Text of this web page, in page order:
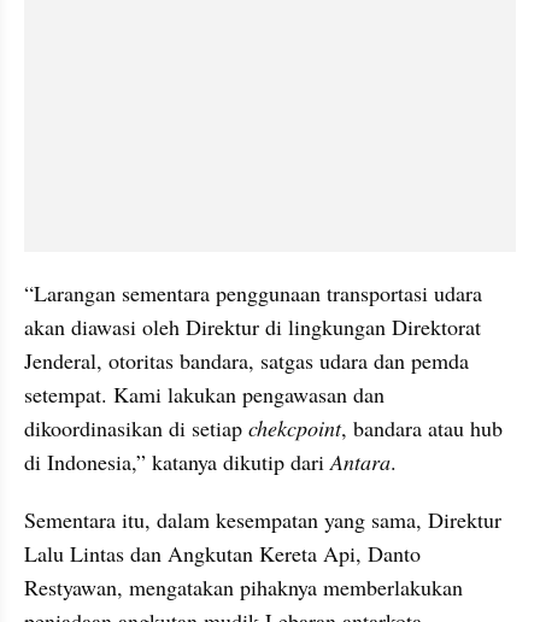
“Larangan sementara penggunaan transportasi udara
akan diawasi oleh Direktur di lingkungan Direktorat
Jenderal, otoritas bandara, satgas udara dan pemda
setempat. Kami lakukan pengawasan dan
dikoordinasikan di setiap chekcpoint, bandara atau hub
di Indonesia,” katanya dikutip dari Antara.
Sementara itu, dalam kesempatan yang sama, Direktur
Lalu Lintas dan Angkutan Kereta Api, Danto
Restyawan, mengatakan pihaknya memberlakukan